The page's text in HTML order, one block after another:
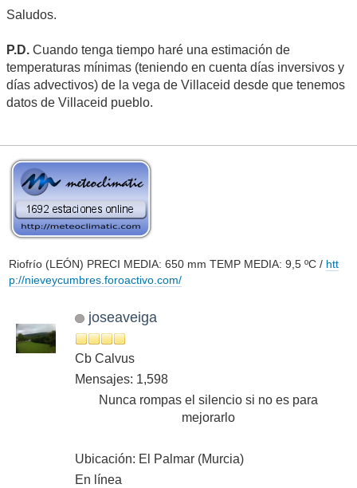
Saludos.
P.D. Cuando tenga tiempo haré una estimación de
temperaturas mínimas (teniendo en cuenta días inversivos y
días advectivos) de la vega de Villaceid desde que tenemos
datos de Villaceid pueblo.
Riofrío (LEÓN) PRECI MEDIA: 650 mm TEMP MEDIA: 9,5 ºC / htt
p://nieveycumbres.foroactivo.com/
joseaveiga
Cb Calvus
Mensajes: 1,598
Nunca rompas el silencio si no es para
mejorarlo
Ubicación: El Palmar (Murcia)
En línea